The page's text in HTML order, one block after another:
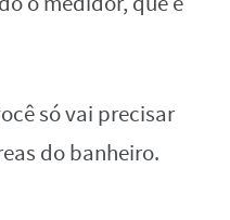
só vai precisar
do banheiro.